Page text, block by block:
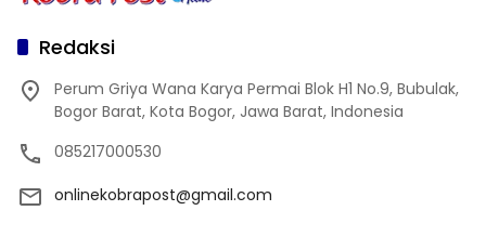
Redaksi
Perum Griya Wana Karya Permai Blok H1 No.9, Bubulak,
Bogor Barat, Kota Bogor, Jawa Barat, Indonesia
085217000530
onlinekobrapost@gmail.com